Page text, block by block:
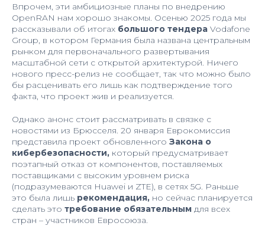
Впрочем, эти амбициозные планы по внедрению
OpenRAN нам хорошо знакомы. Осенью 2025 года мы
рассказывали об итогах большого тендера Vodafone
Group, в котором Германия была названа центральным
рынком для первоначального развертывания
масштабной сети с открытой архитектурой. Ничего
нового пресс-релиз не сообщает, так что можно было
бы расценивать его лишь как подтверждение того
факта, что проект жив и реализуется.
Однако анонс стоит рассматривать в связке с
новостями из Брюсселя. 20 января Еврокомиссия
представила проект обновленного Закона о
кибербезопасности, который предусматривает
поэтапный отказ от компонентов, поставляемых
поставщиками с высоким уровнем риска
(подразумеваются Huawei и ZTE), в сетях 5G. Раньше
это была лишь рекомендация, но сейчас планируется
сделать это требование обязательным для всех
стран – участников Евросоюза.